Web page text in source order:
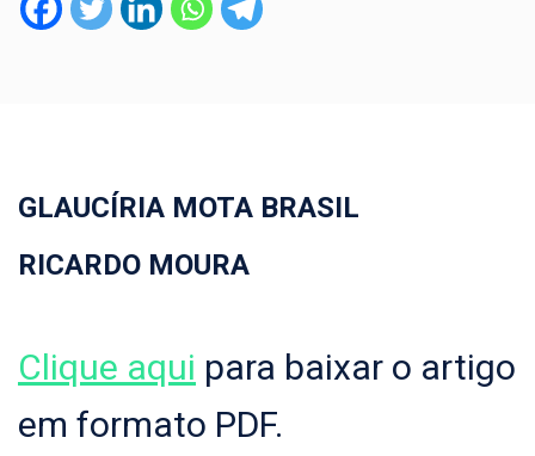
GLAUCÍRIA MOTA BRASIL
RICARDO MOURA
Clique aqui para baixar o artigo
em formato PDF.